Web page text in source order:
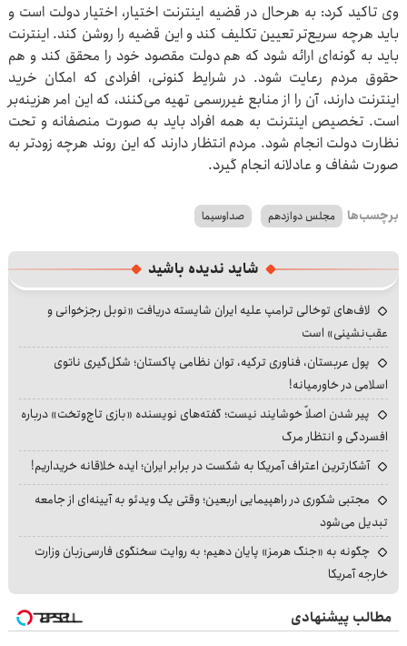
وی تاکید کرد: به هرحال در قضیه اینترنت اختیار، اختیار دولت است و
باید هرچه سریع‌تر تعیین تکلیف کند و این قضیه را روشن کند. اینترنت
باید به گونه‌ای ارائه شود که هم دولت مقصود خود را محقق کند و هم
حقوق مردم رعایت شود. در شرایط کنونی، افرادی که امکان خرید
اینترنت دارند، آن را از منابع غیررسمی تهیه می‌کنند، که این امر هزینه‌بر
است. تخصیص اینترنت به همه افراد باید به صورت منصفانه و تحت
نظارت دولت انجام شود. مردم انتظار دارند که این روند هرچه زودتر به
صورت شفاف و عادلانه انجام گیرد.
برچسب‌ها مجلس دوازدهم صداوسیما
شاید ندیده باشید
لاف‌های توخالی ترامپ علیه ایران شایسته دریافت «نوبل رجزخوانی و
عقب‌نشینی» است
پول عربستان، فناوری ترکیه، توان نظامی پاکستان؛ شکل‌گیری ناتوی
اسلامی در خاورمیانه!
پیر شدن اصلاً خوشایند نیست؛ گفته‌های نویسنده «بازی تاج‌وتخت» درباره
افسردگی و انتظار مرگ
آشکارترین اعتراف آمریکا به شکست در برابر ایران؛ ایده خلاقانه خریداریم!
مجتبی شکوری در راهپیمایی اربعین؛ وقتی یک ویدئو به آیینه‌ای از جامعه
تبدیل می‌شود
چگونه به «جنگ هرمز» پایان دهیم؛ به روایت سخنگوی فارسی‌زبان وزارت
خارجه آمریکا
مطالب پیشنهادی